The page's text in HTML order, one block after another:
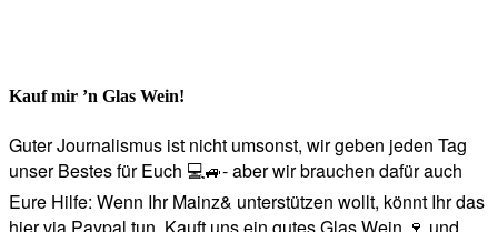
Kauf mir ’n Glas Wein!
Guter Journalismus ist nicht umsonst, wir geben jeden Tag
unser Bestes für Euch 💻🚙- aber wir brauchen dafür auch
Eure Hilfe: Wenn Ihr Mainz& unterstützen wollt, könnt Ihr das
hier via Paypal tun. Kauft uns ein gutes Glas Wein 🍷 und